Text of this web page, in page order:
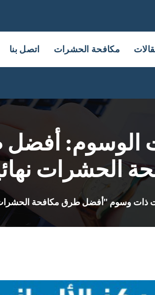
مكافحة الحشرات اتصل بنا
الوسوم:
الحشرات
ذات وسوم "أفضل طرق مكافحة الحشرات